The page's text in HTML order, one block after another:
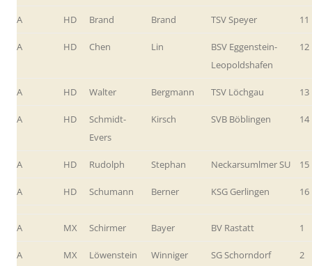
A HD Brand Brand TSV Speyer 11
A HD Chen Lin
BSV Eggenstein-
Leopoldshafen
12
A HD Walter Bergmann TSV Löchgau 13
A HD
Schmidt-
Evers
Kirsch SVB Böblingen 14
A HD Rudolph Stephan Neckarsumlmer SU 15
A HD Schumann Berner KSG Gerlingen 16
A MX Schirmer Bayer BV Rastatt 1
A MX Löwenstein Winniger SG Schorndorf 2